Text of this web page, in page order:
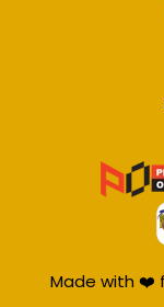
Made with ❤️